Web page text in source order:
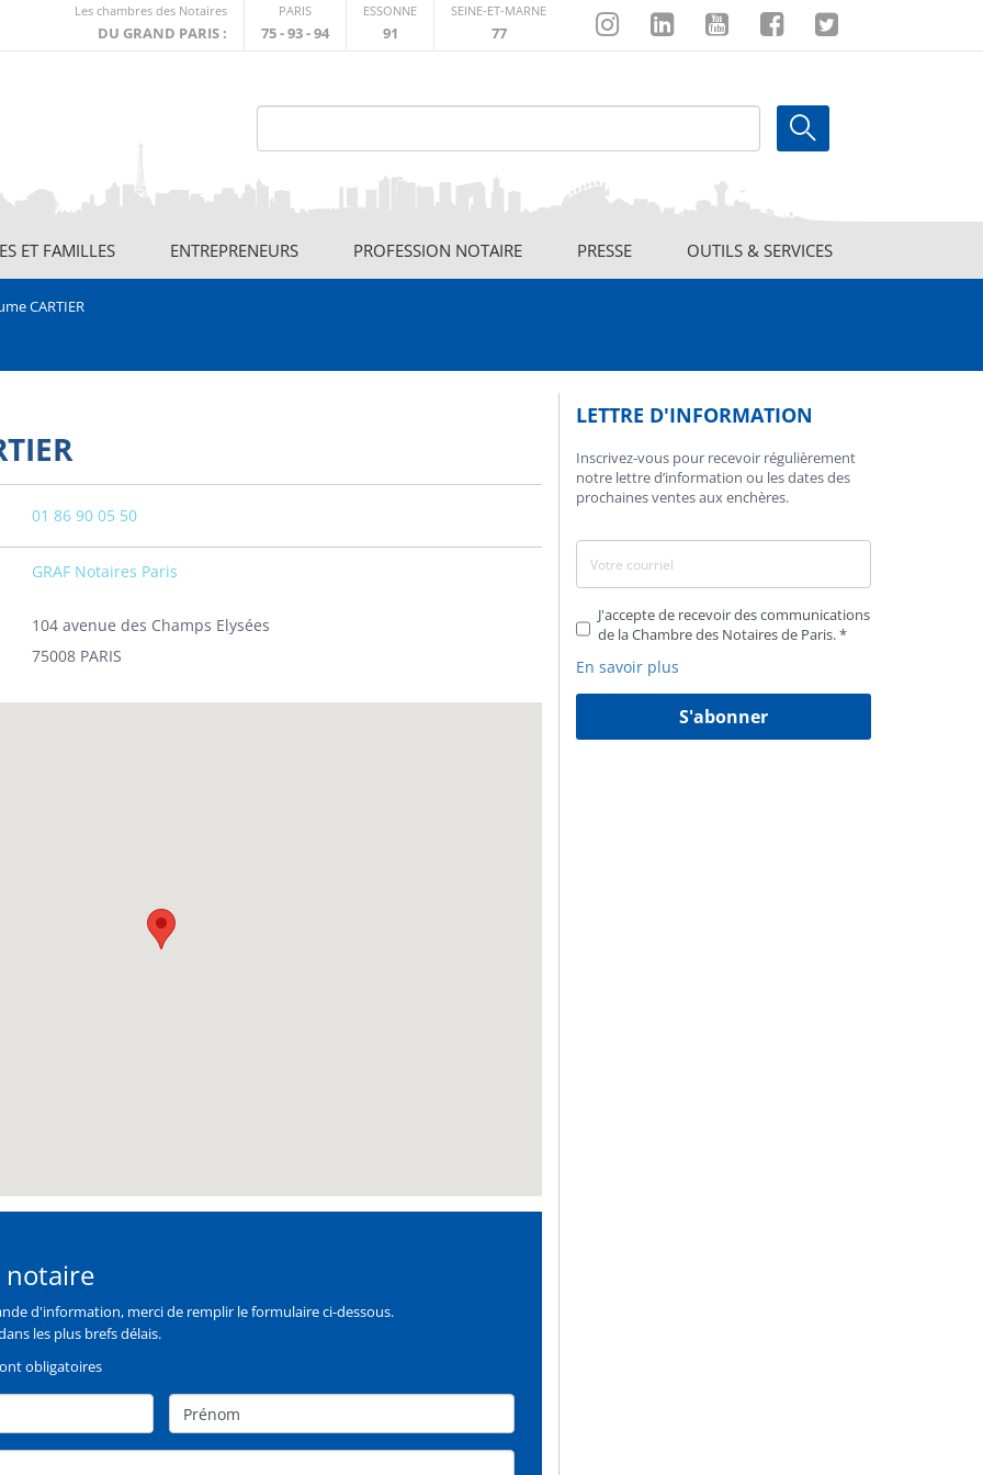
Les chambres des Notaires
DU GRAND PARIS :
externe
PARIS
75 - 93 - 94
ESSONNE
91
SEINE-ET-MARNE
77
InstagramLinkedinYoutubeFacebookTwitter
ET FAMILLES ENTREPRENEURS PROFESSION NOTAIRE PRESSE OUTILS & SERVICES
CARTIER
01 86 90 05 50
GRAF Notaires Paris
104 avenue des Champs Elysées
75008 PARIS
notaire
d'information, merci de remplir le formulaire ci-dessous.
les plus brefs délais.
obligatoires
Prénom
LETTRE D'INFORMATION
Inscrivez-vous pour recevoir régulièrement
notre lettre d’information ou les dates des
prochaines ventes aux enchères.
J'accepte de recevoir des communications
de la Chambre des Notaires de Paris.
En savoir plus
S'abonner